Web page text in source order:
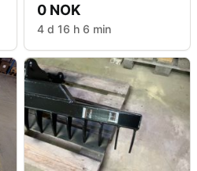
0 NOK
4 d 16 h 6 min